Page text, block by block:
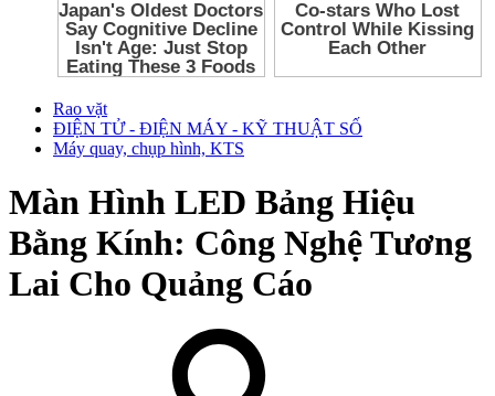
Rao vặt
ĐIỆN TỬ - ĐIỆN MÁY - KỸ THUẬT SỐ
Máy quay, chụp hình, KTS
Màn Hình LED Bảng Hiệu
Bằng Kính: Công Nghệ Tương
Lai Cho Quảng Cáo